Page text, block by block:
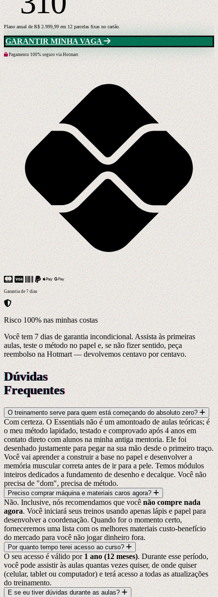
Plano anual de R$ 2.999,99 em 12 parcelas fixas no cartão.
GARANTIR MINHA VAGA
Pagamento 100% seguro via Hotmart
Garantia de 7 dias
Risco 100% nas minhas costas
Você tem 7 dias de garantia incondicional. Assista às primeiras
aulas, teste o método no papel e, se não fizer sentido, peça
reembolso na Hotmart — devolvemos centavo por centavo.
Dúvidas
Frequentes
O treinamento serve para quem está começando do absoluto zero?
Com certeza. O Essentials não é um amontoado de aulas teóricas; é
o meu método lapidado, testado e comprovado após 4 anos em
contato direto com alunos na minha antiga mentoria. Ele foi
desenhado justamente para pegar na sua mão desde o primeiro traço.
Você vai aprender a construir a base no papel e desenvolver a
memória muscular correta antes de ir para a pele. Temos módulos
inteiros dedicados a fundamento de desenho e decalque. Você não
precisa de "dom", precisa de método.
Preciso comprar máquina e materiais caros agora?
Não. Inclusive, nós recomendamos que você não compre nada
agora. Você iniciará seus treinos usando apenas lápis e papel para
desenvolver a coordenação. Quando for o momento certo,
forneceremos uma lista com os melhores materiais custo-benefício
do mercado para você não jogar dinheiro fora.
Por quanto tempo terei acesso ao curso?
O seu acesso é válido por 1 ano (12 meses). Durante esse período,
você pode assistir às aulas quantas vezes quiser, de onde quiser
(celular, tablet ou computador) e terá acesso a todas as atualizações
do treinamento.
E se eu tiver dúvidas durante as aulas?